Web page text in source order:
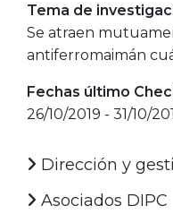
Tema de
Se atraen
antiferromaimán
Fechas último
26/10/2019 - 31/10/
Dirección y
Asociados DIPC